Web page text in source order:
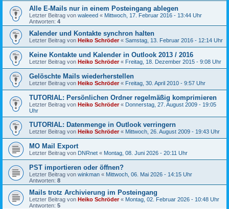
Alle E-Mails nur in einem Posteingang ablegen
Letzter Beitrag von waleeed « Mittwoch, 17. Februar 2016 - 13:44 Uhr
Antworten: 4
Kalender und Kontakte synchron halten
Letzter Beitrag von Heiko Schröder« Samstag, 13. Februar 2016 - 12:14 Uhr
Keine Kontakte und Kalender in Outlook 2013 / 2016
Letzter Beitrag von Heiko Schröder« Freitag, 18. Dezember 2015 - 9:08 Uhr
Gelöschte Mails wiederherstellen
Letzter Beitrag von Heiko Schröder« Freitag, 30. April 2010 - 9:57 Uhr
TUTORIAL: Persönlichen Ordner regelmäßig komprimieren
Letzter Beitrag von Heiko Schröder« Donnerstag, 27. August 2009 - 19:05
Uhr
TUTORIAL: Datenmenge in Outlook verringern
Letzter Beitrag von Heiko Schröder« Mittwoch, 26. August 2009 - 19:43 Uhr
MO Mail Export
Letzter Beitrag von DNRnet « Montag, 08. Juni 2026 - 20:11 Uhr
PST importieren oder öffnen?
Letzter Beitrag von winkman « Mittwoch, 06. Mai 2026 - 14:15 Uhr
Antworten: 8
Mails trotz Archivierung im Posteingang
Letzter Beitrag von Heiko Schröder« Montag, 02. Februar 2026 - 10:48 Uhr
Antworten: 5